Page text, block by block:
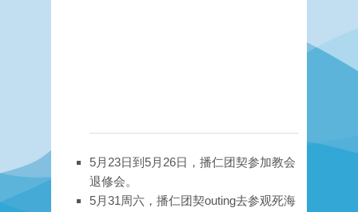
5月23日到5月26日，播仁团契参加教会
退修会。
5月31周六，播仁团契outing去参观死海